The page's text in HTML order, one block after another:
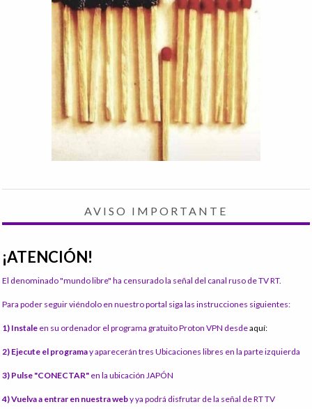
AVISO IMPORTANTE
¡ATENCIÓN!
El denominado "mundo libre" ha censurado la señal del canal ruso de TV RT.
Para poder seguir viéndolo en nuestro portal siga las instrucciones siguientes:
1) Instale en su ordenador el programa gratuito Proton VPN desdeaquí:
2) Ejecute el programay aparecerán tres Ubicaciones libres en la parte izquierda
3) Pulse "CONECTAR" en la ubicación JAPÓN
4) Vuelva a entrar en nuestra weby ya podrá disfrutar de la señal de RT TV